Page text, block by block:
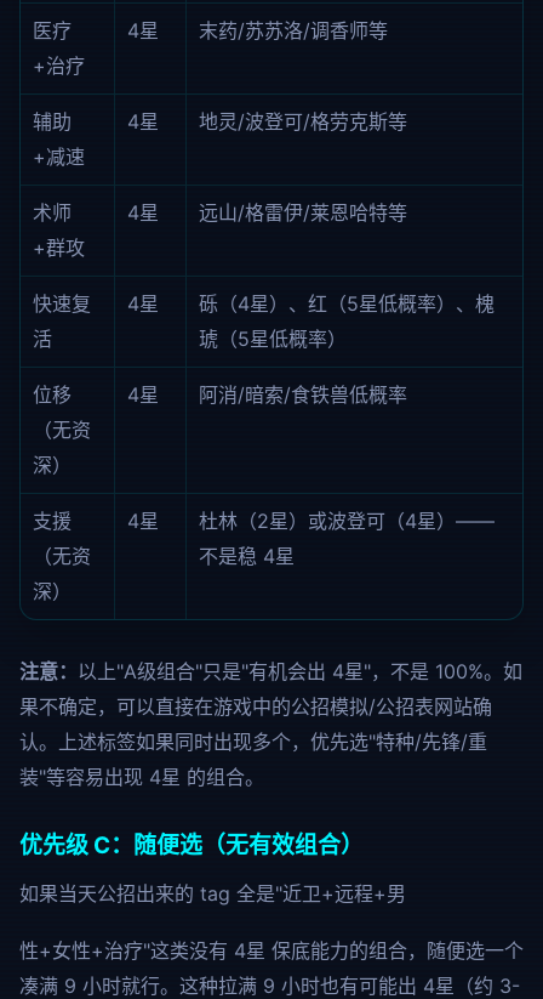
医疗
+治疗
4星 末药/苏苏洛/调香师等
辅助
+减速
4星 地灵/波登可/格劳克斯等
术师
+群攻
4星 远山/格雷伊/莱恩哈特等
快速复
活
4星
砾（4星）、红（5星低概率）、槐
琥（5星低概率）
位移
（无资
深）
4星 阿消/暗索/食铁兽低概率
支援
（无资
深）
4星
杜林（2星）或波登可（4星）——
不是稳 4星
注意： 以上"A级组合"只是"有机会出 4星"，不是 100%。如
果不确定，可以直接在游戏中的公招模拟/公招表网站确
认。上述标签如果同时出现多个，优先选"特种/先锋/重
装"等容易出现 4星 的组合。
优先级 C：随便选（无有效组合）
如果当天公招出来的 tag 全是"近卫+远程+男
性+女性+治疗"这类没有 4星 保底能力的组合，随便选一个
凑满 9 小时就行。这种拉满 9 小时也有可能出 4星（约 3-